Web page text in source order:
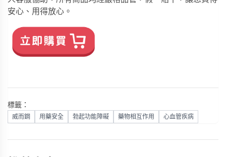
安心、用得放心。
標籤：
威而鋼 用藥安全 勃起功能障礙 藥物相互作用 心血管疾病